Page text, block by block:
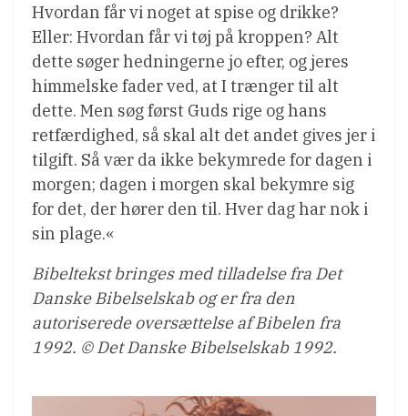
Hvordan får vi noget at spise og drikke?
Eller: Hvordan får vi tøj på kroppen? Alt
dette søger hedningerne jo efter, og jeres
himmelske fader ved, at I trænger til alt
dette. Men søg først Guds rige og hans
retfærdighed, så skal alt det andet gives jer i
tilgift. Så vær da ikke bekymrede for dagen i
morgen; dagen i morgen skal bekymre sig
for det, der hører den til. Hver dag har nok i
sin plage.«
Bibeltekst bringes med tilladelse fra Det
Danske Bibelselskab og er fra den
autoriserede oversættelse af Bibelen fra
1992. © Det Danske Bibelselskab 1992.